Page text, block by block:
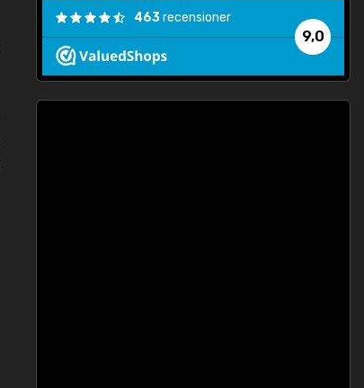
9,0
463recensioner